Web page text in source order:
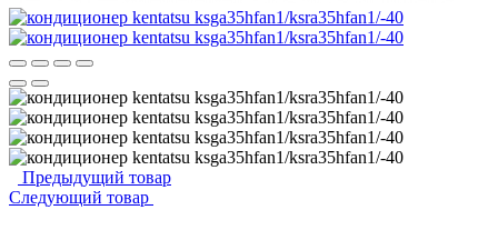
Предыдущий товар
Следующий товар